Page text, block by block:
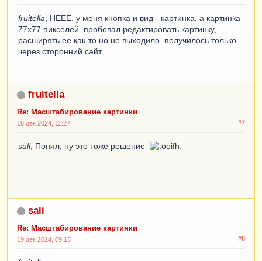
fruitella , НЕЕЕ. у меня кнопка и вид - картинка. а картинка
77х77 пикселей. пробовал редактировать картинку,
расширять ее как-то но не выходило. получилось только
через сторонний сайт
fruitella
Re: Масштабирование картинки
#7
18 дек 2024, 11:27
sali, Понял, ну это тоже решение
sali
Re: Масштабирование картинки
#8
19 дек 2024, 09:15